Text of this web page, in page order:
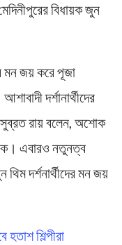
বিধায়ক জুন
মন জয় করে পূজা
দর্শানার্থীদের
সুব্রত রায় বলেন, অশোক
এবারও নতুনত্ব
থিম দর্শনার্থীদের মন জয়
হতাশ শিল্পীরা